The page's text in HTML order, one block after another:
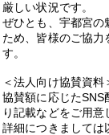
厳しい状況です。
ぜひとも、宇都宮の
ため、皆様のご協力
す。
＜法人向け協賛資料
協賛額に応じた
り記載などをご用意
詳細につきましては